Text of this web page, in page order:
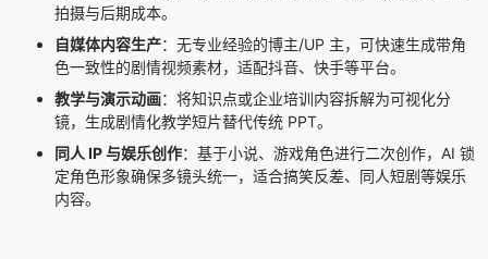
拍摄与后期成本。
自媒体内容生产：无专业经验的博主/UP 主，可快速生成带角
色一致性的剧情视频素材，适配抖音、快手等平台。
教学与演示动画：将知识点或企业培训内容拆解为可视化分
镜，生成剧情化教学短片替代传统 PPT。
同人 IP 与娱乐创作：基于小说、游戏角色进行二次创作，AI 锁
定角色形象确保多镜头统一，适合搞笑反差、同人短剧等娱乐
内容。